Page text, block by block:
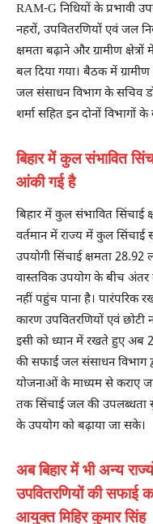
RAM-G निधियों के प्रभावी
नहरों, उपवितरणियों एवं जल
क्षमता बढ़ाने और ग्रामीण
बल दिया गया। बैठक में
जल संसाधन विभाग के सचिव
शर्मा सहित इन दोनों विभागों के
बिहार में कुल संभावित
आंकी गई है
बिहार में कुल संभावित सिंचाई
वर्तमान में राज्य में कुल
उपयोगी सिंचाई क्षमता
वास्तविक उपयोग के बीच
नहीं पहुंच पाना है। पारंपरिक
कारण उपवितरणियों एवं छोटी
इसी को ध्यान में रखते हुए अब
की सफाई जल संसाधन विभाग
योजनाओं के माध्यम से कराए
तक सिंचाई जल की उपलब्धता
के उपयोग को बढ़ाया जा सके।
अब बिहार में भी अन्य
उपवितरणियों की सफाई
आयुक्त मिहिर कुमार सिंह